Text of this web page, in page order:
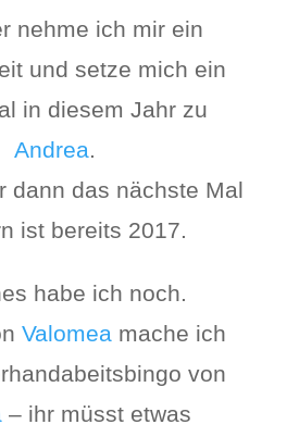
nehme ich mir ein
und setze mich ein
in diesem Jahr zu
Andrea.
dann das nächste Mal
ist bereits 2017.
habe ich noch.
Valomea mache ich
von
– ihr müsst etwas